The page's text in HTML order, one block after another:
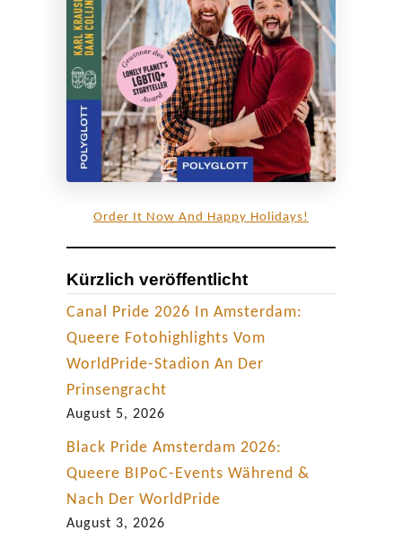
Order It Now And Happy Holidays!
Kürzlich veröffentlicht
Canal Pride 2026 In Amsterdam:
Queere Fotohighlights Vom
WorldPride-Stadion An Der
Prinsengracht
August 5, 2026
Black Pride Amsterdam 2026:
Queere BIPoC-Events Während &
Nach Der WorldPride
August 3, 2026